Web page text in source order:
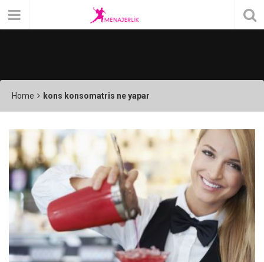
Home kons konsomatris ne yapar